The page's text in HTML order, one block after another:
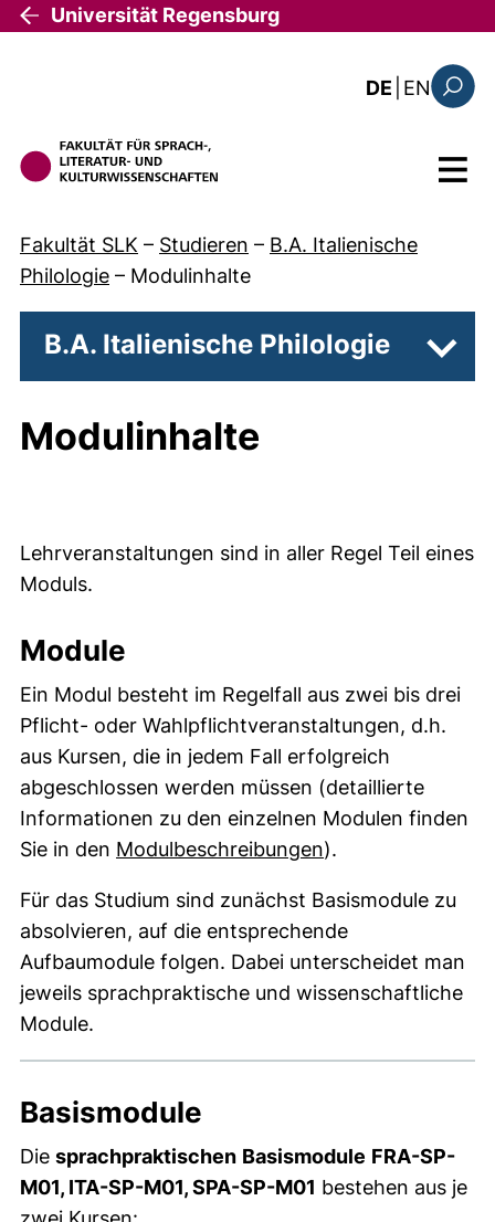
Direkt zum Inhalt
Universität Regensburg
DE EN: the
Menü
Fakultät SLK – Studieren – B.A. Italienische
Philologie – Modulinhalte
B.A. Italienische Philologie
Modulinhalte
Lehrveranstaltungen sind in aller Regel Teil eines
Moduls.
Module
Ein Modul besteht im Regelfall aus zwei bis drei
Pflicht- oder Wahlpflichtveranstaltungen, d.h.
aus Kursen, die in jedem Fall erfolgreich
abgeschlossen werden müssen (detaillierte
Informationen zu den einzelnen Modulen finden
Sie in den Modulbeschreibungen(externer Link,
).
Für das Studium sind zunächst Basismodule zu
absolvieren, auf die entsprechende
Aufbaumodule folgen. Dabei unterscheidet man
jeweils sprachpraktische und wissenschaftliche
Module.
Basismodule
Die sprachpraktischen Basismodule FRA-SP-
M01, ITA-SP-M01, SPA-SP-M01 bestehen aus je